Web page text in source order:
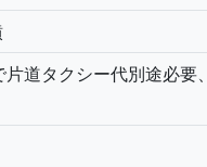
道タクシー代別途必